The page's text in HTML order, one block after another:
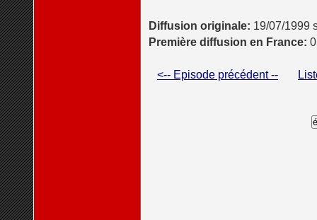
Diffusion originale: 19/07/1999
Première diffusion en France:
<-- Episode précédent --